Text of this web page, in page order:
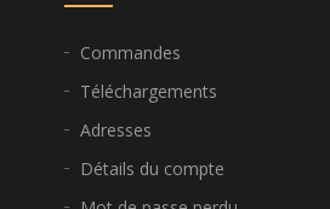
Commandes
Téléchargements
Adresses
Détails du compte